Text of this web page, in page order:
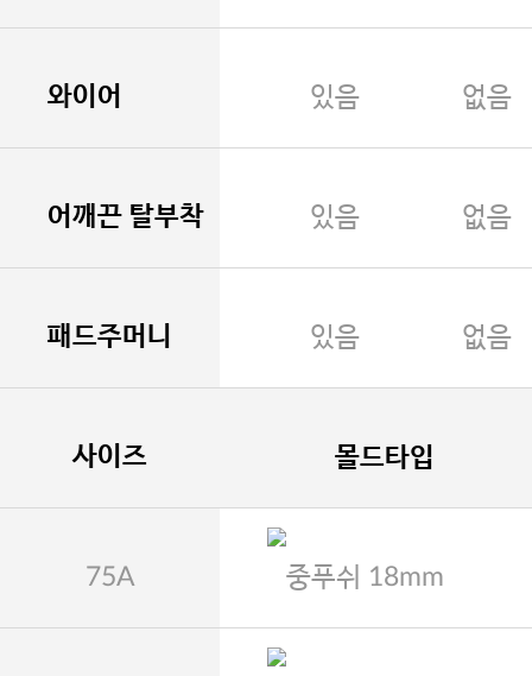
와이어 있음 없음
어깨끈 탈부착 있음 없음
패드주머니 있음 없음
사이즈 몰드타입
75A 중푸쉬 18mm